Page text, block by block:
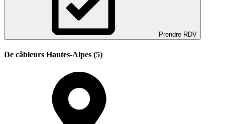
Prendre RDV
De câbleurs Hautes-Alpes (5)